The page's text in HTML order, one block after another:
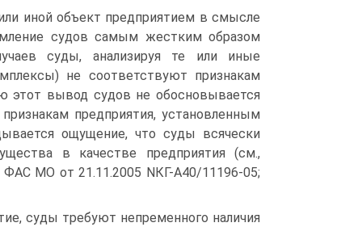
иной объект предприятием в смысле
судов самым жестким образом
суды, анализируя те или иные
не соответствуют признакам
этот вывод судов не обосновывается
предприятия, установленным
ощущение, что суды всячески
в качестве предприятия (см.,
МО от 21.11.2005 NКГ-А40/11196-05;
суды требуют непременного наличия